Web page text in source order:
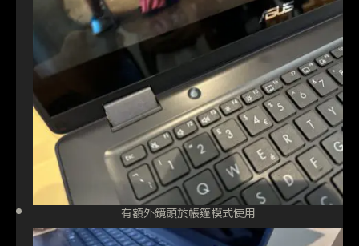
有額外鏡頭於帳篷模式使用